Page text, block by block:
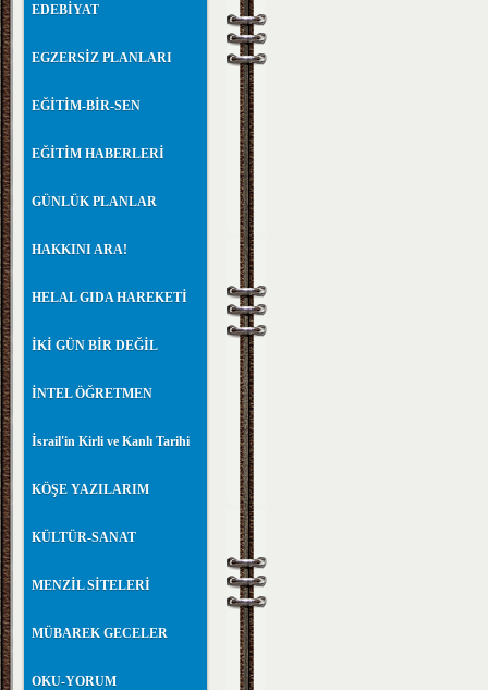
EDEBİYAT
EGZERSİZ PLANLARI
EĞİTİM-BİR-SEN
EĞİTİM HABERLERİ
GÜNLÜK PLANLAR
HAKKINI ARA!
HELAL GIDA HAREKETİ
İKİ GÜN BİR DEĞİL
İNTEL ÖĞRETMEN
İsrail'in Kirli ve Kanlı Tarihi
KÖŞE YAZILARIM
KÜLTÜR-SANAT
MENZİL SİTELERİ
MÜBAREK GECELER
OKU-YORUM